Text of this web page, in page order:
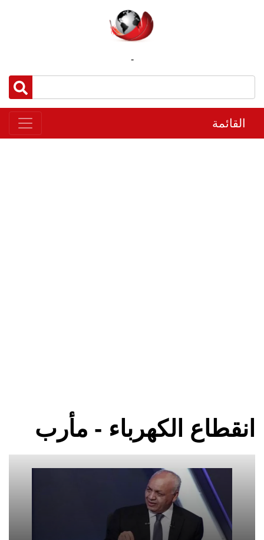
-
القائمة
انقطاع الكهرباء - مأرب